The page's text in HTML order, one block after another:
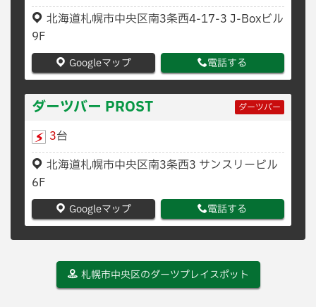
北海道札幌市中央区南3条西4-17-3 J-Boxビル
9F
Googleマップ 電話する
ダーツバー PROST ダーツバー
3台
北海道札幌市中央区南3条西3 サンスリービル
6F
Googleマップ 電話する
札幌市中央区のダーツプレイスポット